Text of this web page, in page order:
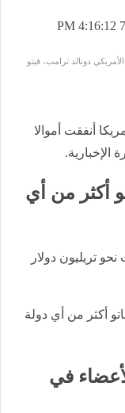
دونالد ترامب، فيتو
أنفقت أموالا
الإخبارية.
أكثر من أي
تريليون دولار
أكثر من أي دولة
في